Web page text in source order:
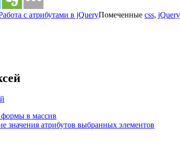
с атрибутами в jQueryПомеченные css, jQuery
в массив
значения атрибутов выбранных элементов